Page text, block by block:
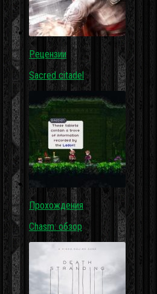
Рецензии
Sacred citadel
Прохождения
Chasm: обзор